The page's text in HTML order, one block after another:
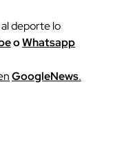
deporte lo
oWhatsapp
GoogleNews.